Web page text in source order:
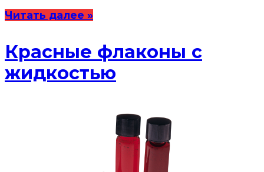
Читать далее »
Красные флаконы с
жидкостью